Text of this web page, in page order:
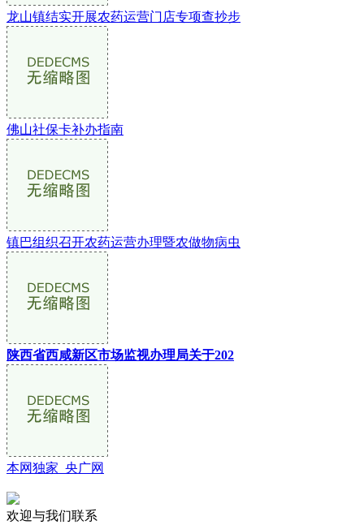
龙山镇结实开展农药运营门店专项查抄步
佛山社保卡补办指南
镇巴组织召开农药运营办理暨农做物病虫
陕西省西咸新区市场监视办理局关于202
本网独家_央广网
欢迎与我们联系